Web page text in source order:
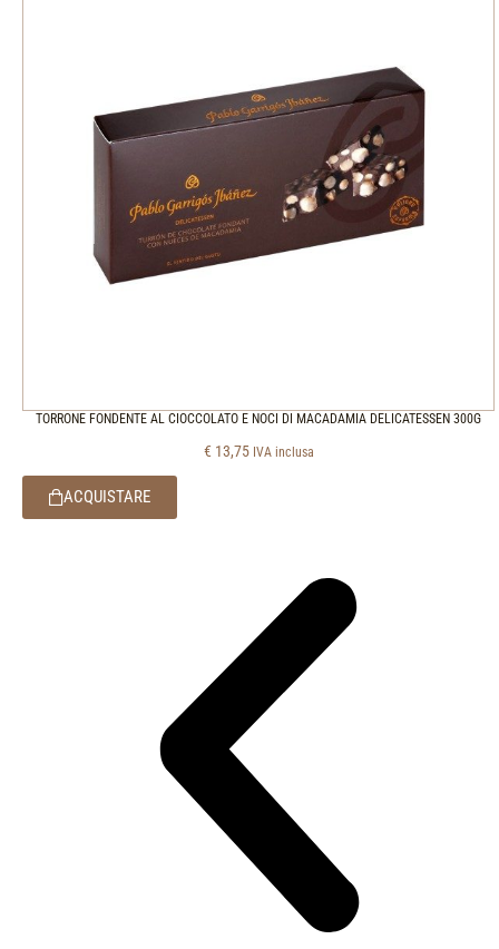
TORRONE FONDENTE AL CIOCCOLATO E NOCI DI MACADAMIA DELICATESSEN 300G
€ 13,75 IVA inclusa
ACQUISTARE